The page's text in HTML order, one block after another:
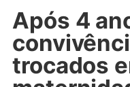
Após 4
trocados